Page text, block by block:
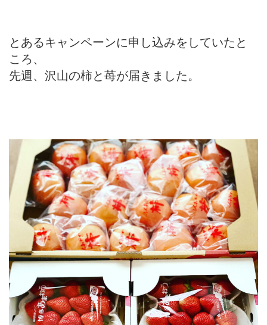
とあるキャンペーンに申し込みをしていたと
ころ、
先週、沢山の柿と苺が届きました。